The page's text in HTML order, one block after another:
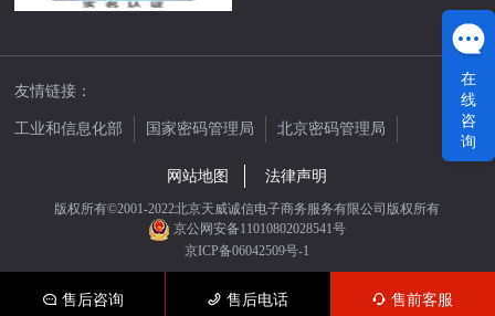
友情链接：
工业和信息化部 国家密码管理局
北京密码管理局
网站地图
法律声明
版权所有©2001-2022北京天威诚信电子商务服务有限公司版权所有
京公网安备11010802028541号
京ICP备06042509号-1
售后咨询 售后电话 售前客服
在
线
咨
询